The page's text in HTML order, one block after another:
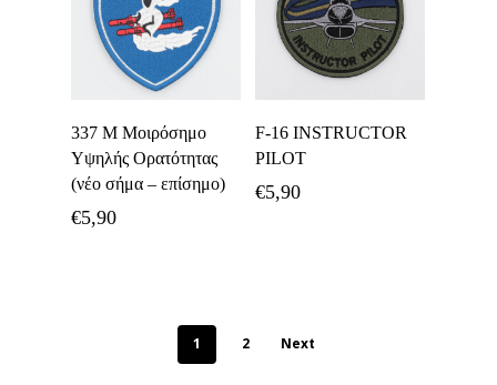
Προσθήκη Στο
Καλάθι
337 Μ Μοιρόσημο
Υψηλής Ορατότητας
(νέο σήμα – επίσημο)
€5,90
F-16 INSTRUCTOR
PILOT
€5,90
1 2 Next